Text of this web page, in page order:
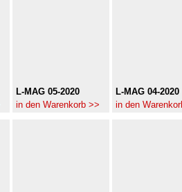
L-MAG 05-2020
in den Warenkorb >>
L-MAG 04-2020
in den